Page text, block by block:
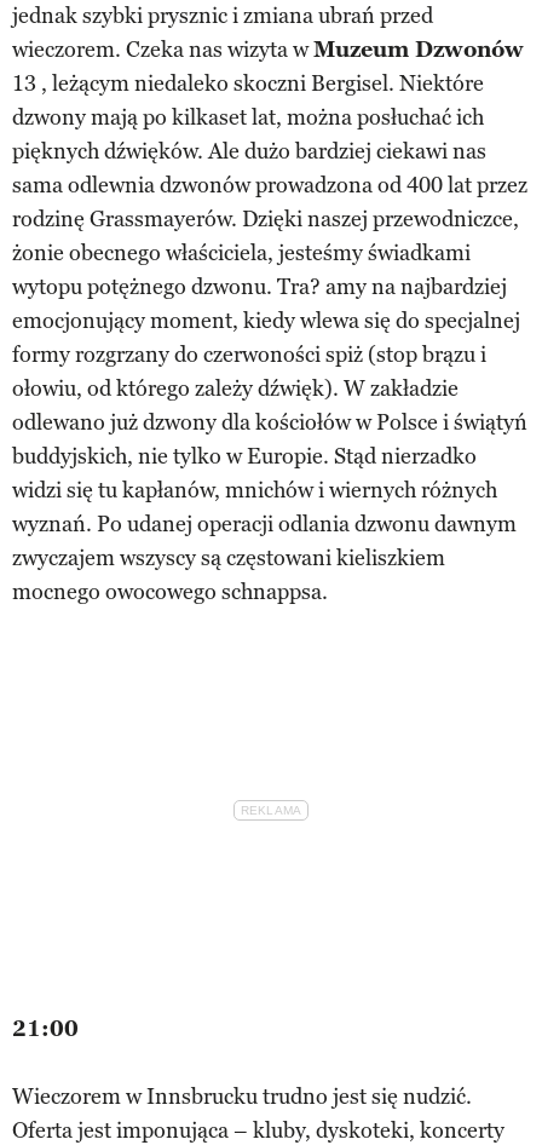
jednak szybki prysznic i zmiana ubrań przed
wieczorem. Czeka nas wizyta wMuzeum Dzwonów
13 , leżącym niedaleko skoczni Bergisel. Niektóre
dzwony mają po kilkaset lat, można posłuchać ich
pięknych dźwięków. Ale dużo bardziej ciekawi nas
sama odlewnia dzwonów prowadzona od 400 lat przez
rodzinę Grassmayerów. Dzięki naszej przewodniczce,
żonie obecnego właściciela, jesteśmy świadkami
wytopu potężnego dzwonu. Tra? amy na najbardziej
emocjonujący moment, kiedy wlewa się do specjalnej
formy rozgrzany do czerwoności spiż (stop brązu i
ołowiu, od którego zależy dźwięk). W zakładzie
odlewano już dzwony dla kościołów w Polsce i świątyń
buddyjskich, nie tylko w Europie. Stąd nierzadko
widzi się tu kapłanów, mnichów i wiernych różnych
wyznań. Po udanej operacji odlania dzwonu dawnym
zwyczajem wszyscy są częstowani kieliszkiem
mocnego owocowego schnappsa.
21:00
Wieczorem w Innsbrucku trudno jest się nudzić.
Oferta jest imponująca – kluby, dyskoteki, koncerty